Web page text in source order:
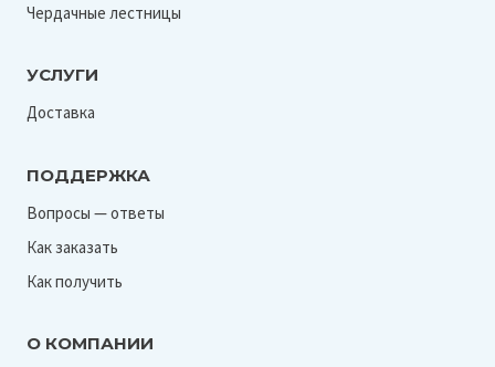
Чердачные лестницы
УСЛУГИ
Доставка
ПОДДЕРЖКА
Вопросы — ответы
Как заказать
Как получить
О КОМПАНИИ